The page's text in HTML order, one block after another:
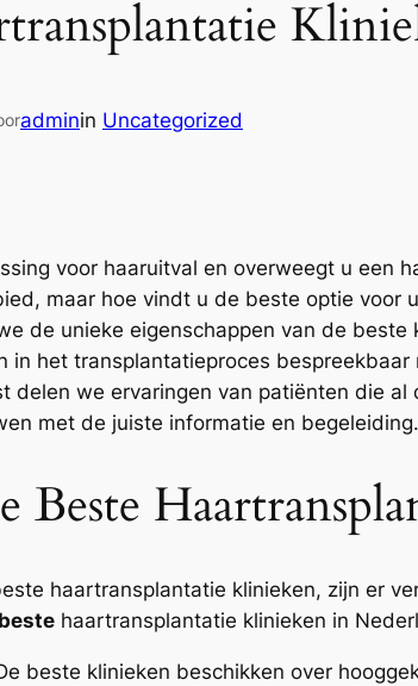
adminin Uncategorized
voor haaruitval en overweegt u een
maar hoe vindt u de beste optie
de unieke eigenschappen van de
in het transplantatieproces
delen we ervaringen van patiënten die
met de juiste informatie en begeleiding.
Beste
haartransplantatie klinieken, zijn er
haartransplantatie klinieken in
beste klinieken beschikken over